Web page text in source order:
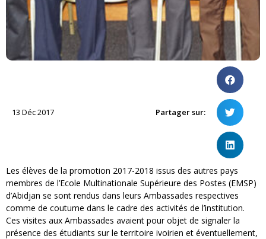
13 Déc 2017 Partager sur:
Les élèves de la promotion 2017-2018 issus des autres pays
membres de l’Ecole Multinationale Supérieure des Postes (EMSP)
d’Abidjan se sont rendus dans leurs Ambassades respectives
comme de coutume dans le cadre des activités de l’institution.
Ces visites aux Ambassades avaient pour objet de signaler la
présence des étudiants sur le territoire ivoirien et éventuellement,